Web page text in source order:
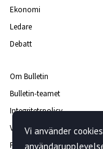
Ekonomi
Ledare
Debatt
Om Bulletin
Bulletin-teamet
Integritetspolicy
Vanliga frågor och svar
Rättelsepolicy
Vi använder